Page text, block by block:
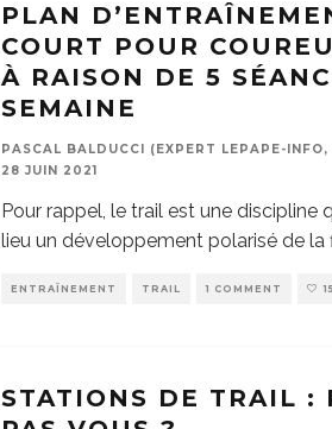
PLAN
COURT POUR
À RAISON DE 5
SEMAINE
PASCAL BALDUCCI (EXPERT LEPAPE-
28 JUIN 2021
Pour rappel, le trail est une discipline
lieu un développement polarisé de la
ENTRAÎNEMENT TRAIL 1 COMMENT
STATIONS DE TRAIL :